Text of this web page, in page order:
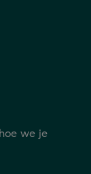
we je